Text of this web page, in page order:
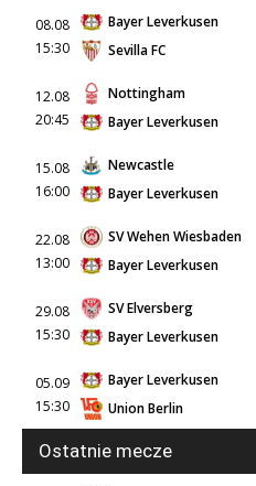
08.08
15:30
Bayer Leverkusen
Sevilla FC
12.08
20:45
Nottingham
Bayer Leverkusen
15.08
16:00
Newcastle
Bayer Leverkusen
22.08
13:00
SV Wehen Wiesbaden
Bayer Leverkusen
29.08
15:30
SV Elversberg
Bayer Leverkusen
05.09
15:30
Bayer Leverkusen
Union Berlin
Ostatnie mecze